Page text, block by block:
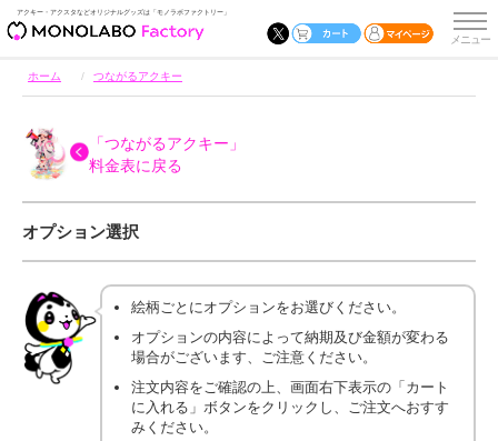
アクキー・アクスタなどオリジナルグッズは「モノラボファクトリー」
ホーム つながるアクキー
「つながるアクキー」
料金表に戻る
オプション選択
絵柄ごとにオプションをお選びください。
オプションの内容によって納期及び金額が変わる
場合がございます、ご注意ください。
注文内容をご確認の上、画面右下表示の「カート
に入れる」ボタンをクリックし、ご注文へおすす
みください。